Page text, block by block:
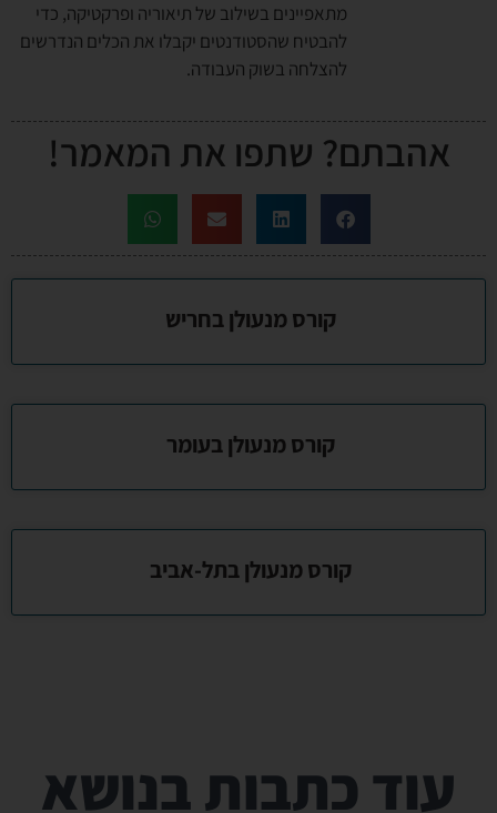
מתאפיינים בשילוב של תיאוריה ופרקטיקה, כדי
להבטיח שהסטודנטים יקבלו את הכלים הנדרשים
להצלחה בשוק העבודה.
אהבתם? שתפו את המאמר!
קורס מנעולן בחריש
קורס מנעולן בעומר
קורס מנעולן בתל-אביב
עוד כתבות בנושא